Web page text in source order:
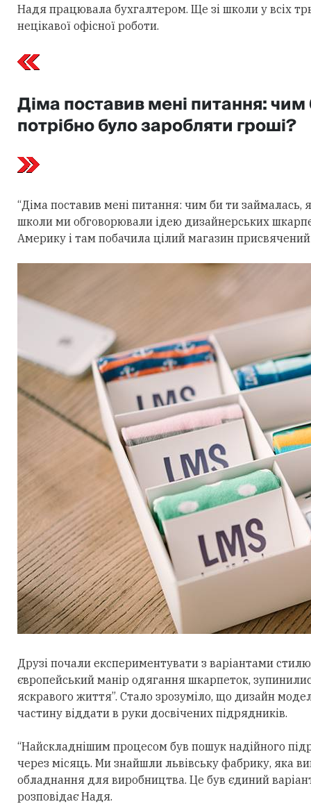
Надя працювала бухгалтером. Ще зі школи у всіх
нецікавої офісної роботи.
Діма поставив мені питання:
потрібно було заробляти гроші?
“Діма поставив мені питання: чим би ти займалась,
школи ми обговорювали ідею дизайнерських
Америку і там побачила цілий магазин
Друзі почали експериментувати з варіантами
європейський манір одягання шкарпеток,
яскравого життя”. Стало зрозуміло, що дизайн
частину віддати в руки досвічених підрядників.
“Найскладнішим процесом був пошук надійного
через місяць. Ми знайшли львівську фабрику, яка
обладнання для виробництва. Це був єдиний
розповідає Надя.